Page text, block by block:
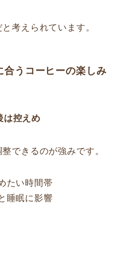
考えられています。
うコーヒーの楽しみ
は控えめ
できるのが強みです。
たい時間帯
睡眠に影響